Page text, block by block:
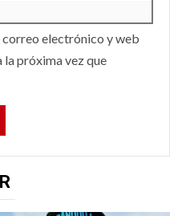
electrónico y web
la próxima vez que